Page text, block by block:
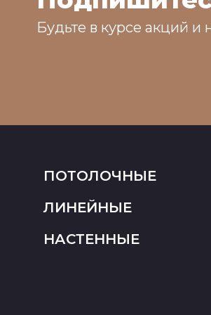
Будьте в курсе акций и
ПОТОЛОЧНЫЕ
ЛИНЕЙНЫЕ
НАСТЕННЫЕ